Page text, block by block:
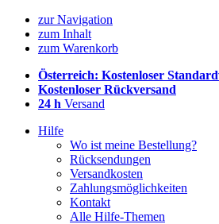
zur Navigation
zum Inhalt
zum Warenkorb
Österreich: Kostenloser
Kostenloser Rückversand
24 h Versand
Hilfe
Wo ist meine Bestellung?
Rücksendungen
Versandkosten
Zahlungsmöglichkeiten
Kontakt
Alle Hilfe-Themen